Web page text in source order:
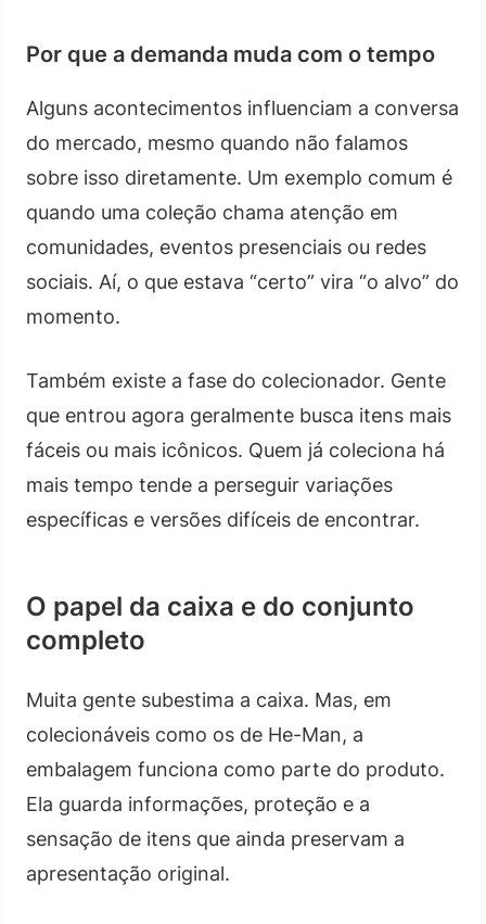
Por que a demanda muda com o tempo
Alguns acontecimentos influenciam a conversa
do mercado, mesmo quando não falamos
sobre isso diretamente. Um exemplo comum é
quando uma coleção chama atenção em
comunidades, eventos presenciais ou redes
sociais. Aí, o que estava “certo” vira “o alvo” do
momento.
Também existe a fase do colecionador. Gente
que entrou agora geralmente busca itens mais
fáceis ou mais icônicos. Quem já coleciona há
mais tempo tende a perseguir variações
específicas e versões difíceis de encontrar.
O papel da caixa e do conjunto
completo
Muita gente subestima a caixa. Mas, em
colecionáveis como os de He-Man, a
embalagem funciona como parte do produto.
Ela guarda informações, proteção e a
sensação de itens que ainda preservam a
apresentação original.